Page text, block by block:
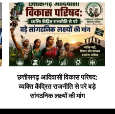
छत्तीसगढ़ आदिवासी विकास परिषद:
व्यक्ति केंद्रित राजनीति से परे बड़े
सांगठनिक लक्ष्यों की मांग